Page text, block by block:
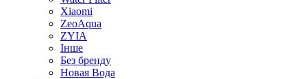
Xiaomi
ZeoAqua
ZYIA
Інше
Без бренду
Новая Вода